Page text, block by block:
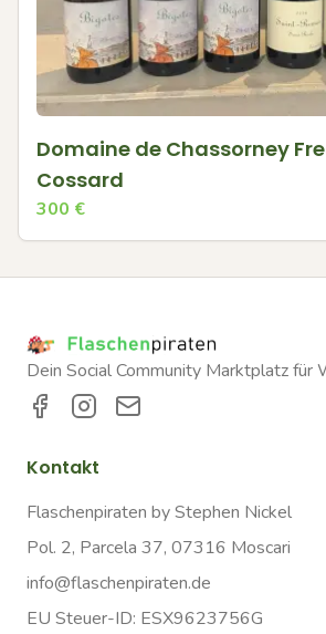
Domaine de Chassorney
Cossard
300 €
Dein Social Community Marktplatz für
Kontakt
Flaschenpiraten by Stephen Nickel
Pol. 2, Parcela 37, 07316 Moscari
info@flaschenpiraten.de
EU Steuer-ID: ESX9623756G